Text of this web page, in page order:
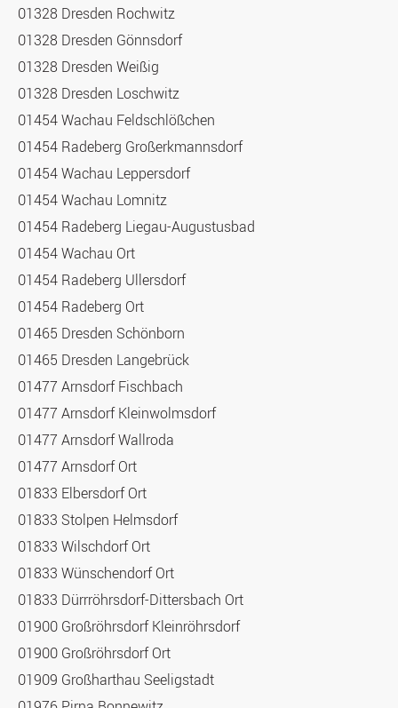
01328 Dresden Rochwitz
01328 Dresden Gönnsdorf
01328 Dresden Weißig
01328 Dresden Loschwitz
01454 Wachau Feldschlößchen
01454 Radeberg Großerkmannsdorf
01454 Wachau Leppersdorf
01454 Wachau Lomnitz
01454 Radeberg Liegau-Augustusbad
01454 Wachau Ort
01454 Radeberg Ullersdorf
01454 Radeberg Ort
01465 Dresden Schönborn
01465 Dresden Langebrück
01477 Arnsdorf Fischbach
01477 Arnsdorf Kleinwolmsdorf
01477 Arnsdorf Wallroda
01477 Arnsdorf Ort
01833 Elbersdorf Ort
01833 Stolpen Helmsdorf
01833 Wilschdorf Ort
01833 Wünschendorf Ort
01833 Dürrröhrsdorf-Dittersbach Ort
01900 Großröhrsdorf Kleinröhrsdorf
01900 Großröhrsdorf Ort
01909 Großharthau Seeligstadt